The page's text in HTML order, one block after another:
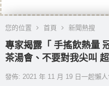
您的位置 首頁 新聞熱搜
專家揭露「 手搖飲熱量
茶湯會、不要對我尖叫
發佈: 2021 年 11 月 19 日一起懶人